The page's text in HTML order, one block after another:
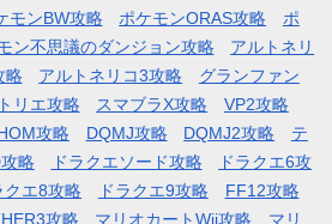
モンBW攻略 ポケモンORAS攻略
ポ
ン不思議のダンジョン攻略
アルトネリ
略 アルトネリコ3攻略
グランファン
リエ攻略 スマブラX攻略
VP2攻略
攻略
DQMJ攻略 DQMJ2攻略
テ
略
ドラクエソード攻略
ドラクエ6攻
クエ8攻略 ドラクエ9攻略
FF12攻略
攻略 マリオカートWii攻略 マリ